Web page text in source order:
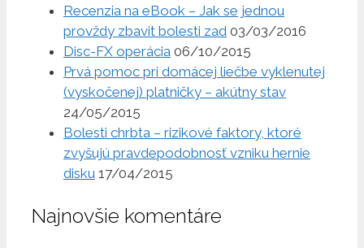
Recenzia na eBook – Jak se jednou
provždy zbavit bolesti zad 03/03/2016
Disc-FX operácia 06/10/2015
Prvá pomoc pri domácej liečbe vyklenutej
(vyskočenej) platničky – akútny stav
24/05/2015
Bolesti chrbta – rizikové faktory, ktoré
zvyšujú pravdepodobnosť vzniku hernie
disku 17/04/2015
Najnovšie komentáre